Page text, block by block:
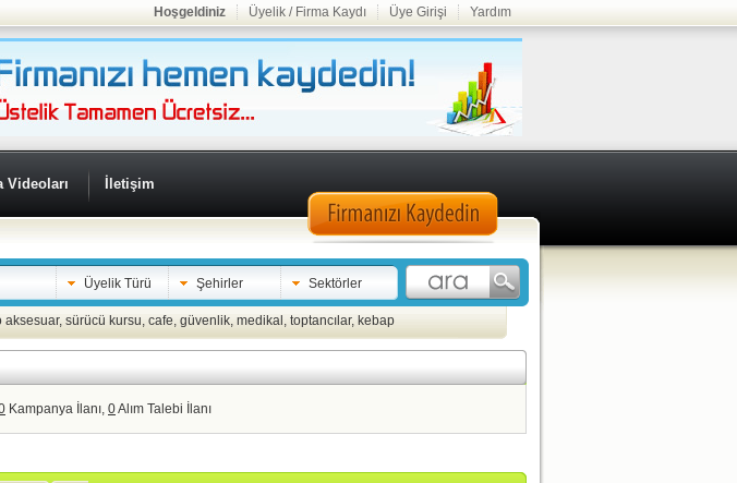
Hoşgeldiniz Üyelik / Firma Kaydı Üye Girişi Yardım
Videoları İletişim
Üyelik Türü Şehirler Sektörler
aksesuar, sürücü kursu, cafe, güvenlik, medikal , toptancılar, kebap
Kampanya İlanı, 0Alım Talebi İlanı